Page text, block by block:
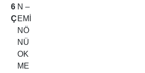
6
Ç
N –
EMİ
NÖ
NÜ
OK
ME